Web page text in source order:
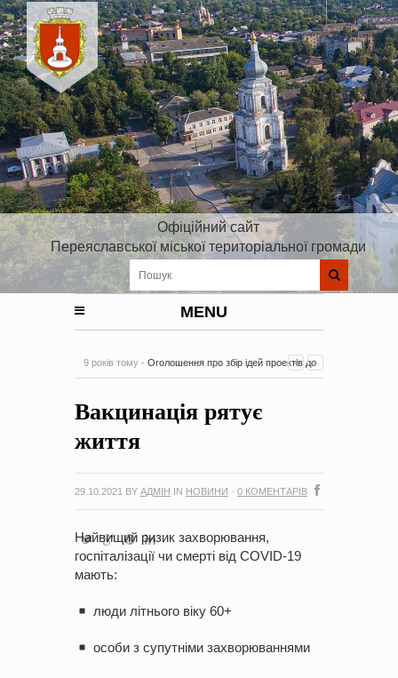
Офіційний сайт
Переяславської міської територіальної громади
MENU
9 років тому - Оголошення про збір ідей проектів до
на період 2018 – 2020 роки Оголошення про збір ідей
- 0 Коментарів
Вакцинація рятує
життя
29.10.2021 BY АДМІН IN НОВИНИ · 0 КОМЕНТАРІВ
Найвищий ризик захворювання,
госпіталізації чи смерті від COVID-19
мають:
люди літнього віку 60+
особи з супутніми захворюваннями